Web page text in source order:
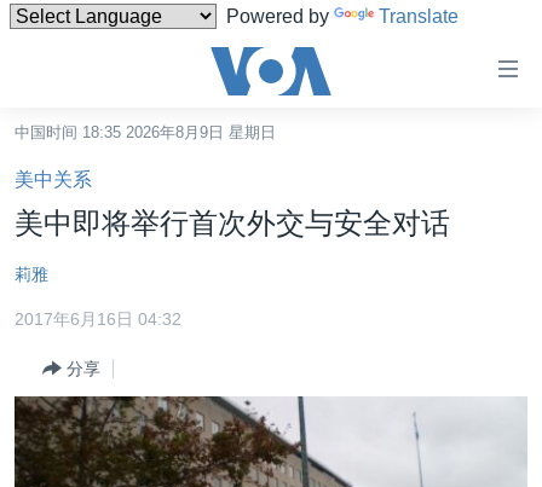
Powered by Translate
碍
链
接
跳
转
内
转
到
导
台湾
港澳
国际
最新国际新闻
印太
分类新闻
经济·金融·贸易
美中关系
中国时间 18:35 2026年8月9日 星期日
美中关系
美中即将举行首次外交与安全对话
莉雅
2017年6月16日 04:32
分享